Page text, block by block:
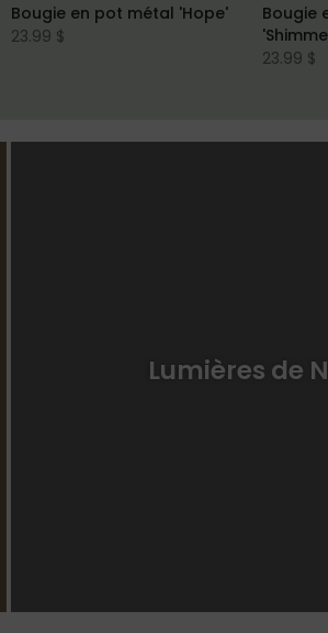
Bougie en pot métal 'Hope'
23.99 $
Bougie
23.99 $
Lumières de